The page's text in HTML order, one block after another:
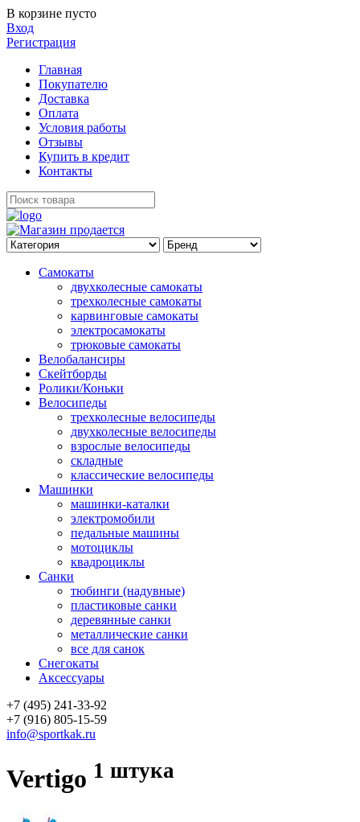
В корзине пусто
Вход
Регистрация
Главная
Покупателю
Доставка
Оплата
Условия работы
Отзывы
Купить в кредит
Контакты
Самокаты
двухколесные самокаты
трехколесные самокаты
карвинговые самокаты
электросамокаты
трюковые самокаты
Велобалансиры
Скейтборды
Ролики/Коньки
Велосипеды
трехколесные велосипеды
двухколесные велосипеды
взрослые велосипеды
складные
классические велосипеды
Машинки
машинки-каталки
электромобили
педальные машины
мотоциклы
квадроциклы
Санки
тюбинги (надувные)
пластиковые санки
деревянные санки
металлические санки
все для санок
Снегокаты
Аксессуары
+7 (495) 241-33-92
+7 (916) 805-15-59
info@sportkak.ru
Vertigo 1 штука